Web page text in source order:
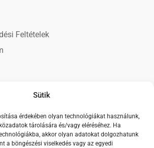
Sütik
érdekében olyan technológiákat használunk,
tárolására és/vagy eléréséhez. Ha
akkor olyan adatokat dolgozhatunk
a böngészési viselkedés vagy az egyedi
Feltételek
oldal